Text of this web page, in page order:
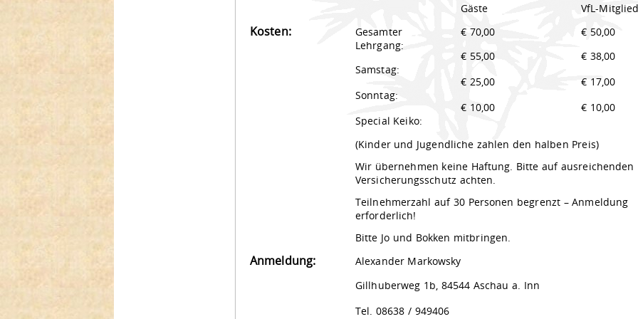
Gäste VfL-
Kosten:
Gesamter
Lehrgang:
Samstag:
Sonntag:
Special Keiko:
€ 70,00
€ 55,00
€ 25,00
€ 10,00
€ 50,00
€ 38,00
€ 17,00
€ 10,00
(Kinder und Jugendliche zahlen den halben Preis)
Wir übernehmen keine Haftung. Bitte auf ausreichenden
Versicherungsschutz achten.
Teilnehmerzahl auf 30 Personen begrenzt – Anmeldung
erforderlich!
Bitte Jo und Bokken mitbringen.
Anmeldung:
Alexander Markowsky
Gillhuberweg 1b, 84544 Aschau a. Inn
Tel. 08638 / 949406